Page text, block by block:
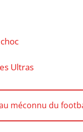
Ultras
méconnu du